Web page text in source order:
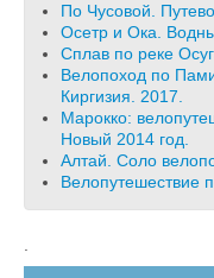
По Чусовой.
Осетр и Ока.
Сплав по реке
Велопоход по
Киргизия. 2017.
Марокко:
Новый 2014 год.
Алтай. Соло
Велопутешествие
.